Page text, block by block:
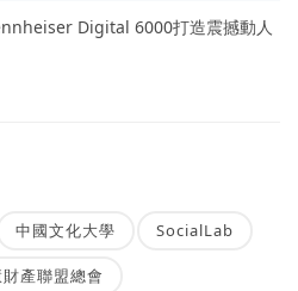
Digital 6000打造震撼動人
中國文化大學 SocialLab
產聯盟總會